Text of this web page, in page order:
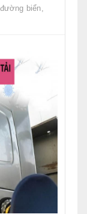
biển,